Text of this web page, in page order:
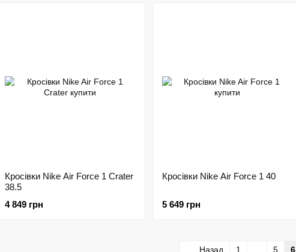
Кросівки Nike Air Force 1 Crater
38.5
4 849 грн
Кросівки Nike Air Force 1 40
5 649 грн
Назад 1 5 6